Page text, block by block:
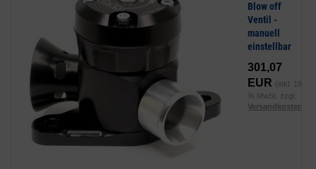
Blow off
Ventil -
manuell
einstellbar
301,07
EUR (inkl. 19
% MwSt. zzgl.
Versandkosten